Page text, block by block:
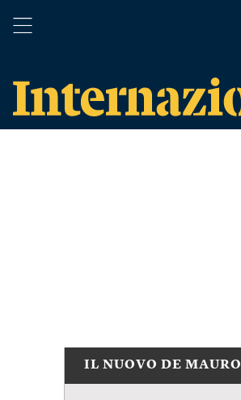
IL NUOVO DE MAURO